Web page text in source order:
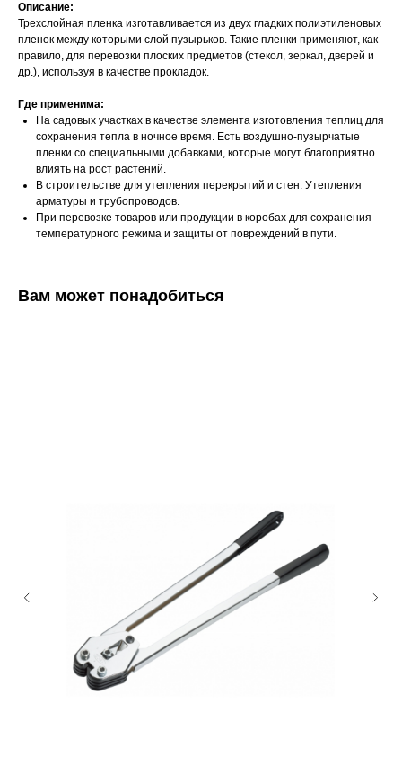
Описание:
Трехслойная пленка изготавливается из двух гладких полиэтиленовых
пленок между которыми слой пузырьков. Такие пленки применяют, как
правило, для перевозки плоских предметов (стекол, зеркал, дверей и
др.), используя в качестве прокладок.
Где применима:
На садовых участках в качестве элемента изготовления теплиц для
сохранения тепла в ночное время. Есть воздушно-пузырчатые
пленки со специальными добавками, которые могут благоприятно
влиять на рост растений.
В строительстве для утепления перекрытий и стен. Утепления
арматуры и трубопроводов.
При перевозке товаров или продукции в коробах для сохранения
температурного режима и защиты от повреждений в пути.
Вам может понадобиться